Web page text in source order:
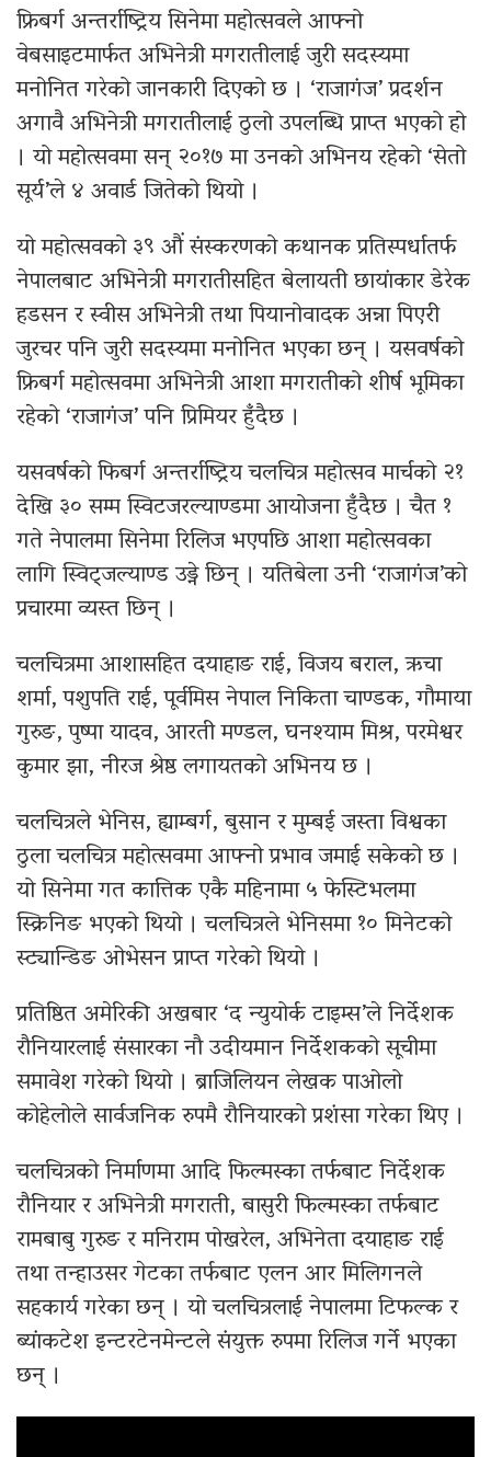
फ्रिबर्ग अन्तर्राष्ट्रिय सिनेमा महोत्सवले आफ्नो
वेबसाइटमार्फत अभिनेत्री मगरातीलाई जुरी सदस्यमा
मनोनित गरेको जानकारी दिएको छ । ‘राजागंज’ प्रदर्शन
अगावै अभिनेत्री मगरातीलाई ठुलो उपलब्धि प्राप्त भएको हो
। यो महोत्सवमा सन् २०१७ मा उनको अभिनय रहेको ‘सेतो
सूर्य’ले ४ अवार्ड जितेको थियो ।
यो महोत्सवको ३९ औं संस्करणको कथानक प्रतिस्पर्धातर्फ
नेपालबाट अभिनेत्री मगरातीसहित बेलायती छायांकार डेरेक
हडसन र स्वीस अभिनेत्री तथा पियानोवादक अन्ना पिएरी
जुरचर पनि जुरी सदस्यमा मनोनित भएका छन् । यसवर्षको
फ्रिबर्ग महोत्सवमा अभिनेत्री आशा मगरातीको शीर्ष भूमिका
रहेको ‘राजागंज’ पनि प्रिमियर हुँदैछ ।
यसवर्षको फिबर्ग अन्तर्राष्ट्रिय चलचित्र महोत्सव मार्चको २१
देखि ३० सम्म स्विटजरल्याण्डमा आयोजना हुँदैछ । चैत १
गते नेपालमा सिनेमा रिलिज भएपछि आशा महोत्सवका
लागि स्विट्जल्याण्ड उड्ने छिन् । यतिबेला उनी ‘राजागंज’को
प्रचारमा व्यस्त छिन् ।
चलचित्रमा आशासहित दयाहाङ राई, विजय बराल, ऋचा
शर्मा, पशुपति राई, पूर्वमिस नेपाल निकिता चाण्डक, गौमाया
गुरुङ, पुष्पा यादव, आरती मण्डल, घनश्याम मिश्र, परमेश्वर
कुमार झा, नीरज श्रेष्ठ लगायतको अभिनय छ ।
चलचित्रले भेनिस, ह्याम्बर्ग, बुसान र मुम्बई जस्ता विश्वका
ठुला चलचित्र महोत्सवमा आफ्नो प्रभाव जमाई सकेको छ ।
यो सिनेमा गत कात्तिक एकै महिनामा ५ फेस्टिभलमा
स्क्रिनिङ भएको थियो । चलचित्रले भेनिसमा १० मिनेटको
स्ट्यान्डिङ ओभेसन प्राप्त गरेको थियो ।
प्रतिष्ठित अमेरिकी अखबार ‘द न्युयोर्क टाइम्स’ले निर्देशक
रौनियारलाई संसारका नौ उदीयमान निर्देशकको सूचीमा
समावेश गरेको थियो । ब्राजिलियन लेखक पाओलो
कोहेलोले सार्वजनिक रुपमै रौनियारको प्रशंसा गरेका थिए ।
चलचित्रको निर्माणमा आदि फिल्मस्का तर्फबाट निर्देशक
रौनियार र अभिनेत्री मगराती, बासुरी फिल्मस्का तर्फबाट
रामबाबु गुरुङ र मनिराम पोखरेल, अभिनेता दयाहाङ राई
तथा तन्हाउसर गेटका तर्फबाट एलन आर मिलिगनले
सहकार्य गरेका छन् । यो चलचित्रलाई नेपालमा टिफल्क र
ब्यांकटेश इन्टरटेनमेन्टले संयुक्त रुपमा रिलिज गर्ने भएका
छन् ।